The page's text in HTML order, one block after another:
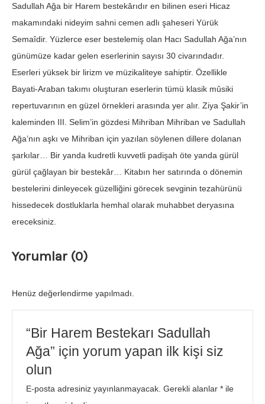
Sadullah Ağa bir Harem bestekârıdır en bilinen eseri Hicaz
makamındaki nideyim sahni cemen adlı şaheseri Yürük
Semaîdir. Yüzlerce eser bestelemiş olan Hacı Sadullah Ağa’nın
günümüze kadar gelen eserlerinin sayısı 30 civarındadır.
Eserleri yüksek bir lirizm ve müzikaliteye sahiptir. Özellikle
Bayati-Araban takımı oluşturan eserlerin tümü klasik mûsiki
repertuvarının en güzel örnekleri arasında yer alır. Ziya Şakir’in
kaleminden III. Selim’in gözdesi Mihriban Mihriban ve Sadullah
Ağa’nın aşkı ve Mihriban için yazılan söylenen dillere dolanan
şarkılar… Bir yanda kudretli kuvvetli padişah öte yanda gürül
gürül çağlayan bir bestekâr… Kitabın her satırında o dönemin
bestelerini dinleyecek güzelliğini görecek sevginin tezahürünü
hissedecek dostluklarla hemhal olarak muhabbet deryasına
ereceksiniz.
Yorumlar (0)
Henüz değerlendirme yapılmadı.
“Bir Harem Bestekarı Sadullah
Ağa” için yorum yapan ilk kişi siz
olun
E-posta adresiniz yayınlanmayacak. Gerekli alanlar* ile